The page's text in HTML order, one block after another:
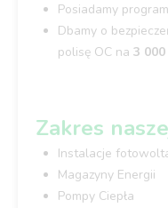
Posiadamy
Dbamy o
polisę OC na 3
Zakres
Instalacje
Magazyny Energii
Pompy Ciepła